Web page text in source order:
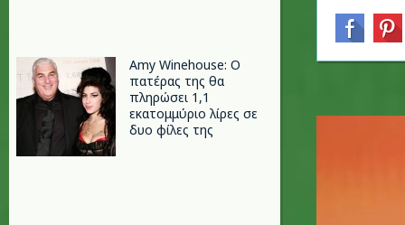
Amy Winehouse: Ο
πατέρας της θα
πληρώσει 1,1
εκατομμύριο λίρες σε
δυο φίλες της